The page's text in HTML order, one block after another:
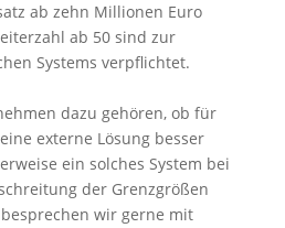
ab zehn Millionen Euro
ab 50 sind zur
Systems verpflichtet.
dazu gehören, ob für
externe Lösung besser
ein solches System bei
der Grenzgrößen
wir gerne mit